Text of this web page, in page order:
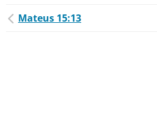
Mateus 15:13